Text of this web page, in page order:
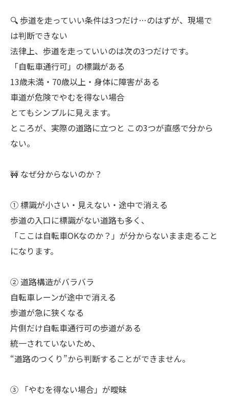
🔍 歩道を走っていい条件は3つだけ…のはずが、現場で
は判断できない
法律上、歩道を走っていいのは次の3つだけです。
「自転車通行可」の標識がある
13歳未満・70歳以上・身体に障害がある
車道が危険でやむを得ない場合
とてもシンプルに見えます。
ところが、実際の道路に立つと この3つが直感で分から
ない。
🚧 なぜ分からないのか？
① 標識が小さい・見えない・途中で消える
歩道の入口に標識がない道路も多く、
「ここは自転車OKなのか？」が分からないまま走ること
になります。
② 道路構造がバラバラ
自転車レーンが途中で消える
歩道が急に狭くなる
片側だけ自転車通行可の歩道がある
統一されていないため、
“道路のつくり”から判断することができません。
③ 「やむを得ない場合」が曖昧